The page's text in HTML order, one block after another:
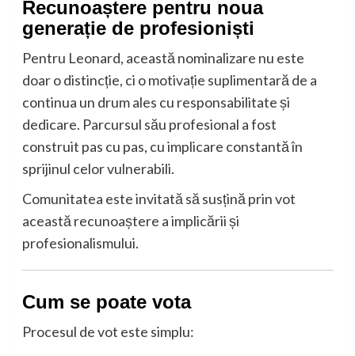
Recunoaștere pentru noua
generație de profesioniști
Pentru Leonard, această nominalizare nu este
doar o distincție, ci o motivație suplimentară de a
continua un drum ales cu responsabilitate și
dedicare. Parcursul său profesional a fost
construit pas cu pas, cu implicare constantă în
sprijinul celor vulnerabili.
Comunitatea este invitată să susțină prin vot
această recunoaștere a implicării și
profesionalismului.
Cum se poate vota
Procesul de vot este simplu: